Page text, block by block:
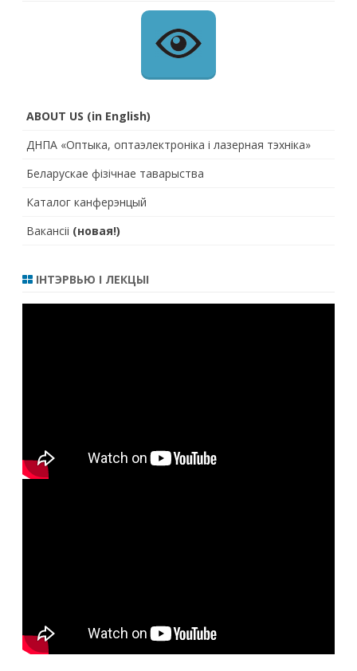
ABOUT US (in English)
ДНПА «Оптыка, оптаэлектроніка і лазерная тэхніка»
Беларускае фізічнае таварыства
Каталог канферэнцый
Вакансіі (новая!)
ІНТЭРВЬЮ І ЛЕКЦЫІ